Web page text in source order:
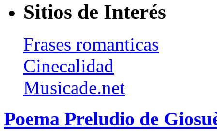
Sitios de Interés
Frases romanticas
Cinecalidad
Musicade.net
Poema Preludio de